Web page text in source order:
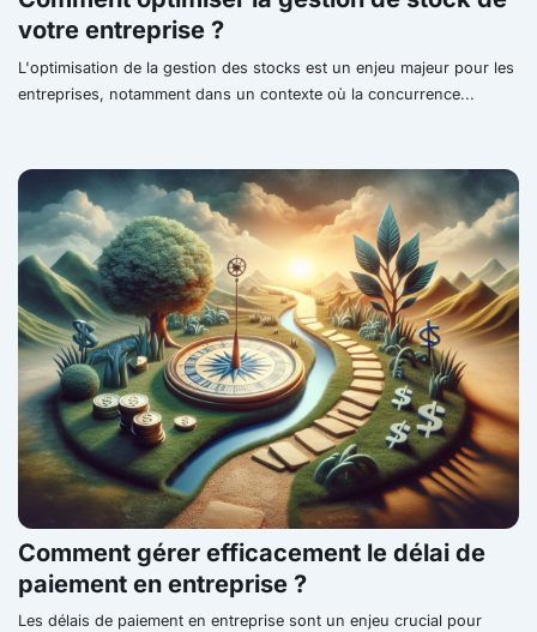
votre entreprise ?
L'optimisation de la gestion des stocks est un enjeu majeur pour les
entreprises, notamment dans un contexte où la concurrence...
Comment gérer efficacement le délai de
paiement en entreprise ?
Les délais de paiement en entreprise sont un enjeu crucial pour